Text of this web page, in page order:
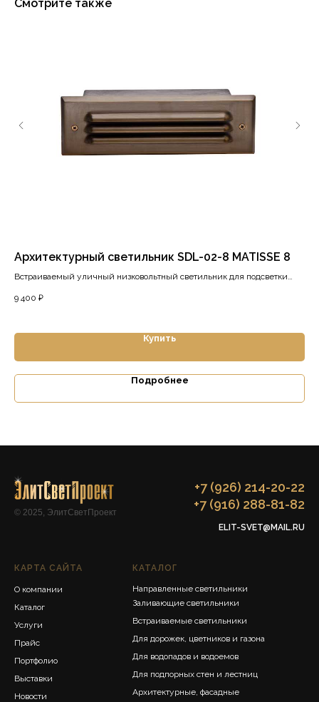
Смотрите также
Архитектурный светильник SDL-02-8 MATISSE 8
Встраиваемый уличный низковольтный светильник для подсветки
9 400 ₽
Купить
Подробнее
КАТАЛОГ
КАРТА САЙТА
© 2025, ЭлитСветПроект
ELIT-SVET@MAIL.RU
+7 (926) 214-20-22
+7 (916) 288-81-82
О компании
Каталог
Прайс
Услуги
Портфолио
Выставки
Новости
Направленные светильники
Заливающие светильники
Встраиваемые светильники
Для дорожек, цветников и газона
Архитектурные, фасадные
Для подпорных стен и лестниц
Для водопадов и водоемов